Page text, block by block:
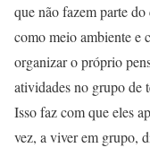
que não fazem parte
como meio ambiente e
organizar o próprio
atividades no grupo de
Isso faz com que eles
vez, a viver em grupo,